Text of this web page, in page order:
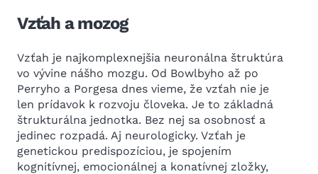
Vzťah a mozog
Vzťah je najkomplexnejšia neuronálna štruktúra
vo vývine nášho mozgu. Od Bowlbyho až po
Perryho a Porgesa dnes vieme, že vzťah nie je
len prídavok k rozvoju človeka. Je to základná
štrukturálna jednotka. Bez nej sa osobnosť a
jedinec rozpadá. Aj neurologicky. Vzťah je
genetickou predispozíciou, je spojením
kognitívnej, emocionálnej a konatívnej zložky,